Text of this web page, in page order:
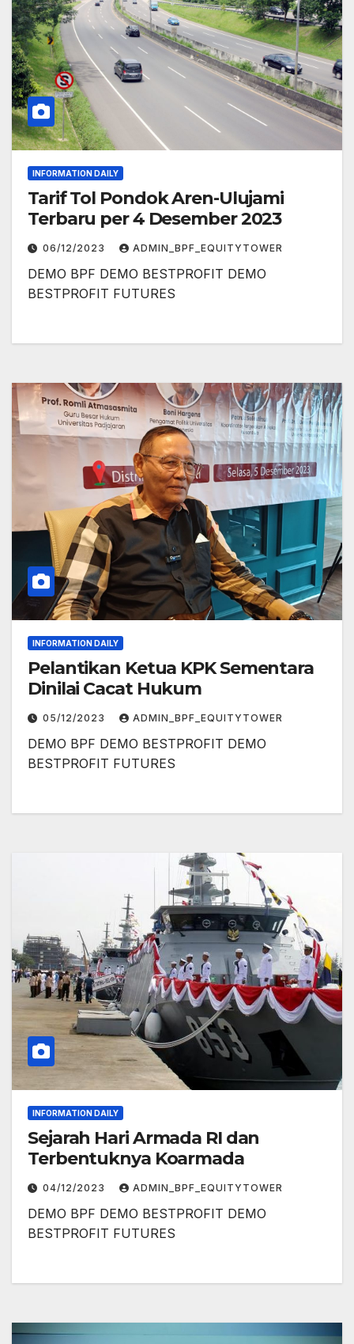
INFORMATION DAILY
Tarif Tol Pondok Aren-Ulujami
Terbaru per 4 Desember 2023
06/12/2023 ADMIN_BPF_EQUITYTOWER
DEMO BPF DEMO BESTPROFIT DEMO
BESTPROFIT FUTURES
INFORMATION DAILY
Pelantikan Ketua KPK Sementara
Dinilai Cacat Hukum
05/12/2023 ADMIN_BPF_EQUITYTOWER
DEMO BPF DEMO BESTPROFIT DEMO
BESTPROFIT FUTURES
INFORMATION DAILY
Sejarah Hari Armada RI dan
Terbentuknya Koarmada
04/12/2023 ADMIN_BPF_EQUITYTOWER
DEMO BPF DEMO BESTPROFIT DEMO
BESTPROFIT FUTURES